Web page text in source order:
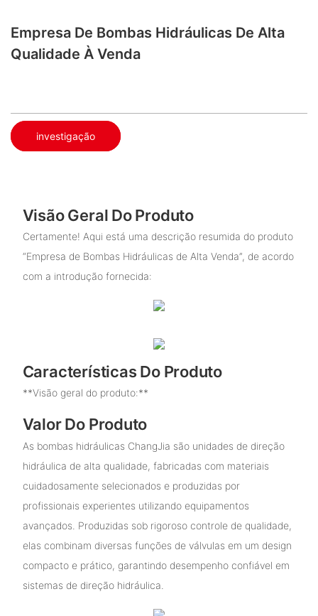
Empresa De Bombas Hidráulicas De Alta
Qualidade À Venda
investigação
Visão Geral Do Produto
Certamente! Aqui está uma descrição resumida do produto
“Empresa de Bombas Hidráulicas de Alta Venda”, de acordo
com a introdução fornecida:
Características Do Produto
**Visão geral do produto:**
Valor Do Produto
As bombas hidráulicas ChangJia são unidades de direção
hidráulica de alta qualidade, fabricadas com materiais
cuidadosamente selecionados e produzidas por
profissionais experientes utilizando equipamentos
avançados. Produzidas sob rigoroso controle de qualidade,
elas combinam diversas funções de válvulas em um design
compacto e prático, garantindo desempenho confiável em
sistemas de direção hidráulica.